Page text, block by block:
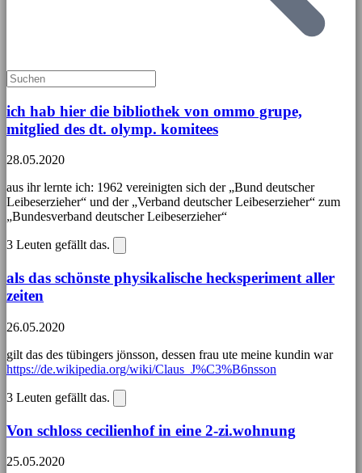
ich hab hier die bibliothek von ommo grupe,
mitglied des dt. olymp. komitees
28.05.2020
aus ihr lernte ich: 1962 vereinigten sich der „Bund deutscher
Leibeserzieher“ und der „Verband deutscher Leibeserzieher“ zum
„Bundesverband deutscher Leibeserzieher“
3 Leuten gefällt das.
als das schönste physikalische hecksperiment aller
zeiten
26.05.2020
gilt das des tübingers jönsson, dessen frau ute meine kundin war
https://de.wikipedia.org/wiki/Claus_J%C3%B6nsson
3 Leuten gefällt das.
Von schloss cecilienhof in eine 2-zi.wohnung
25.05.2020